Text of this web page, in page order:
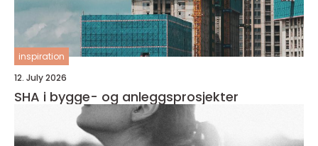
inspiration
12. July 2026
SHA i bygge- og anleggsprosjekter